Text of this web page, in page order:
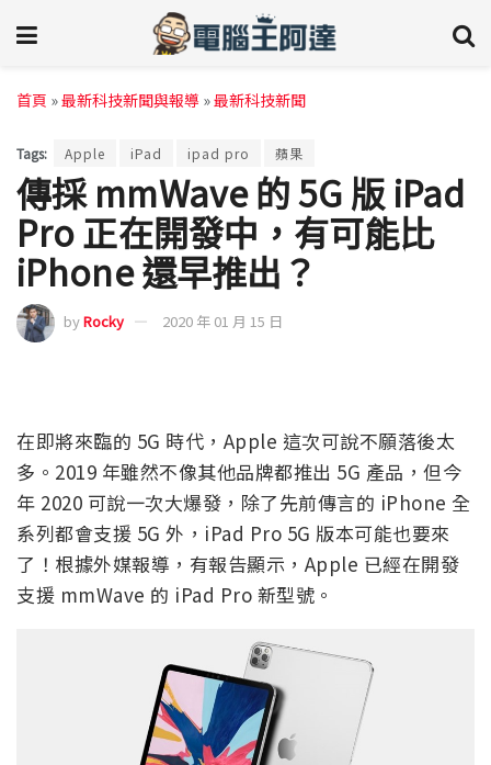
首頁 »最新科技新聞與報導 »最新科技新聞
Tags: Apple iPad ipad pro 蘋果
傳採 mmWave 的 5G 版 iPad
Pro 正在開發中，有可能比
iPhone 還早推出？
byRocky 2020 年 01 月 15 日
在即將來臨的 5G 時代，Apple 這次可說不願落後太
多。2019 年雖然不像其他品牌都推出 5G 產品，但今
年 2020 可說一次大爆發，除了先前傳言的 iPhone 全
系列都會支援 5G 外，iPad Pro 5G 版本可能也要來
了！根據外媒報導，有報告顯示，Apple 已經在開發
支援 mmWave 的 iPad Pro 新型號。